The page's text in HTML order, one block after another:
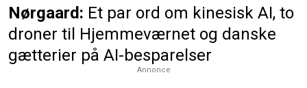
Nørgaard: Et par ord om kinesisk AI, to
droner til Hjemmeværnet og danske
gætterier på AI-besparelser
Annonce